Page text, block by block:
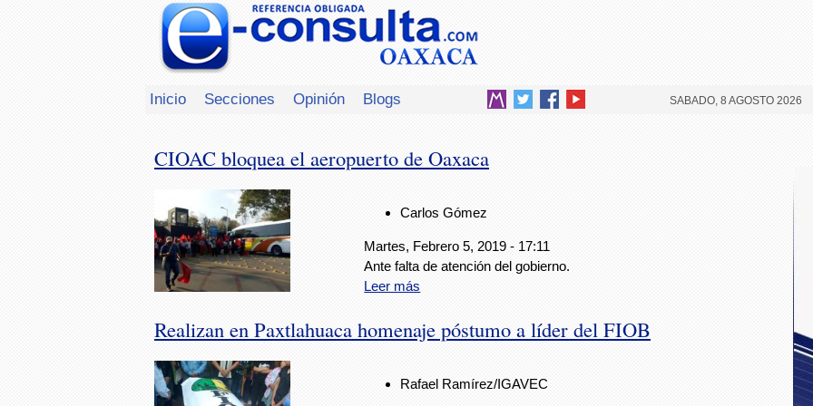
Inicio Secciones Opinión Blogs SABADO, 8 AGOSTO 2026
CIOAC bloquea el aeropuerto de Oaxaca
Carlos Gómez
Martes, Febrero 5, 2019 - 17:11
Ante falta de atención del gobierno.
Leer más
Realizan en Paxtlahuaca homenaje póstumo a líder del FIOB
Rafael Ramírez/IGAVEC